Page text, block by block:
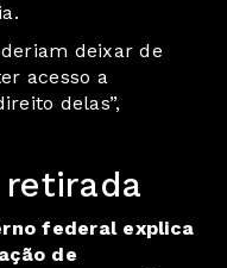
deixar de
acesso a
delas”,
retirada
federal explica
de